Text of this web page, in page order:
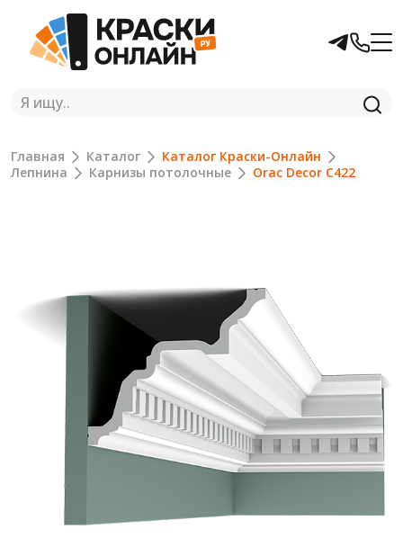
Главная Каталог
Каталог Краски-Онлайн
Лепнина
Карнизы потолочные Orac Decor C422